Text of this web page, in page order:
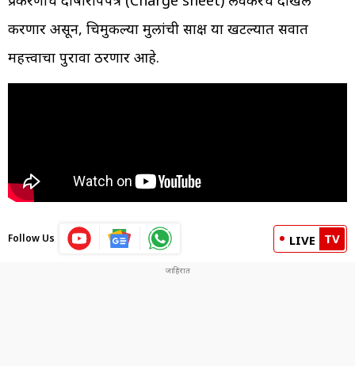
करणार असून, चिमुकल्या मुलांची साक्ष या खटल्यात सर्वात
महत्त्वाचा पुरावा ठरणार आहे.
Follow Us LIVE TV